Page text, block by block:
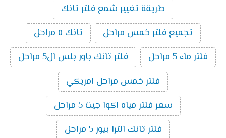
طريقة تغيير شمع فلتر تانك
تجميع فلتر خمس مراحل
تانك ٥ مراحل
فلتر ماء 5 مراحل
فلتر تانك باور بلس ال5 مراحل
فلتر خمس مراحل امريكي
سعر فلتر مياه اكوا جيت 5 مراحل
فلتر تانك الترا بيور 5 مراحل